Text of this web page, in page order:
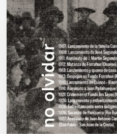
Palimpsesto
explora
a
través
del
arte
las